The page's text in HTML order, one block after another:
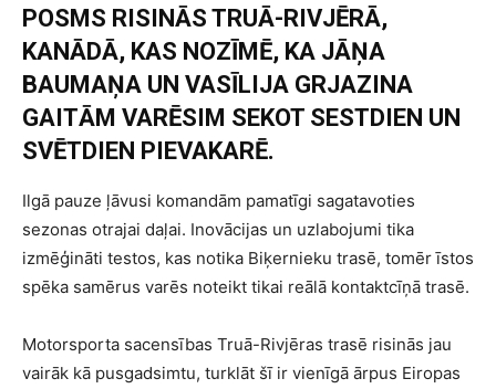
POSMS RISINĀS TRUĀ-RIVJĒRĀ,
KANĀDĀ, KAS NOZĪMĒ, KA JĀŅA
BAUMAŅA UN VASĪLIJA GRJAZINA
GAITĀM VARĒSIM SEKOT SESTDIEN UN
SVĒTDIEN PIEVAKARĒ.
Ilgā pauze ļāvusi komandām pamatīgi sagatavoties
sezonas otrajai daļai. Inovācijas un uzlabojumi tika
izmēģināti testos, kas notika Biķernieku trasē, tomēr īstos
spēka samērus varēs noteikt tikai reālā kontaktcīņā trasē.
Motorsporta sacensības Truā-Rivjēras trasē risinās jau
vairāk kā pusgadsimtu, turklāt šī ir vienīgā ārpus Eiropas